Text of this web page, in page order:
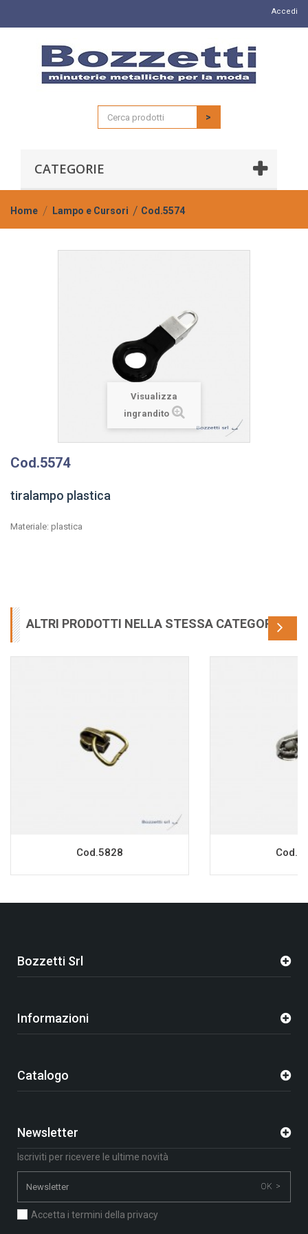
Accedi
>
CATEGORIE
Home Lampo e Cursori Cod.5574
Visualizza
ingrandito
Cod.5574
tiralampo plastica
Materiale: plastica
ALTRI PRODOTTI NELLA STESSA CATEGORIA
Cod.5828
Bozzetti Srl
Informazioni
Catalogo
Newsletter
Iscriviti per ricevere le ultime novità
OK >
Accetta i termini della privacy